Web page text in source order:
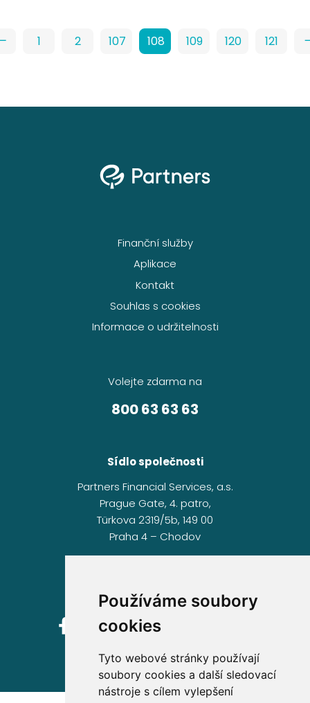
Používáme soubory
cookies
Tyto webové stránky používají
soubory cookies a další sledovací
nástroje s cílem vylepšení
1 2 107 108 109 120 121
Finanční služby
Aplikace
Kontakt
Souhlas s cookies
Informace o udržitelnosti
Volejte zdarma na
800 63 63 63
Sídlo společnosti
Partners Financial Services, a.s.
Prague Gate, 4. patro,
Türkova 2319/5b, 149 00
Praha 4 – Chodov